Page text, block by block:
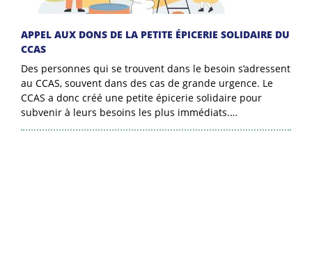
APPEL AUX DONS DE LA PETITE ÉPICERIE SOLIDAIRE DU
CCAS
Des personnes qui se trouvent dans le besoin s’adressent
au CCAS, souvent dans des cas de grande urgence. Le
CCAS a donc créé une petite épicerie solidaire pour
subvenir à leurs besoins les plus immédiats.…